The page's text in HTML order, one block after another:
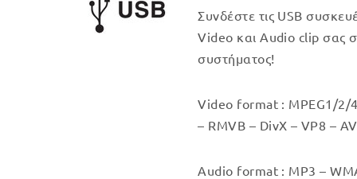
Συνδέστε τις USB
Video και Audio clip σας
συστήματος!
Video format : MPEG1/2/
– RMVB – DivX – VP8 –
Audio format : MP3 –